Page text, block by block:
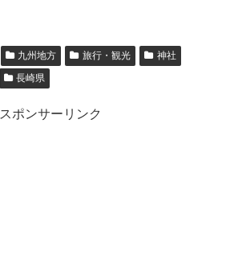
九州地方 旅行・観光
神社
長崎県
スポンサーリンク